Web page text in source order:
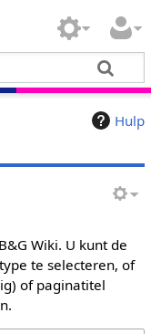
Hulp
Wiki. U kunt de
te selecteren, of
of paginatitel